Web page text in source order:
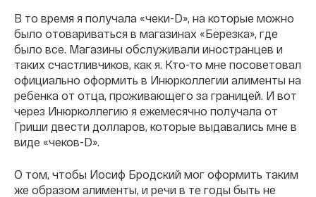
В то время я получала «чеки-D», на которые можно
было отовариваться в магазинах «Березка», где
было все. Магазины обслуживали иностранцев и
таких счастливчиков, как я. Кто-то мне посоветовал
официально оформить в Инюрколлегии алименты на
ребенка от отца, проживающего за границей. И вот
через Инюрколлегию я ежемесячно получала от
Гриши двести долларов, которые выдавались мне в
виде «чеков-D».
О том, чтобы Иосиф Бродский мог оформить таким
же образом алименты, и речи в те годы быть не